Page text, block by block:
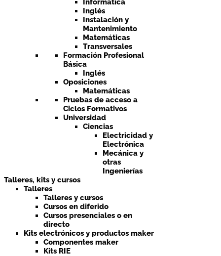
Informática
Inglés
Instalación y
Mantenimiento
Matemáticas
Transversales
Formación Profesional
Básica
Inglés
Oposiciones
Matemáticas
Pruebas de acceso a
Ciclos Formativos
Universidad
Ciencias
Electricidad y
Electrónica
Mecánica y
otras
Ingenierías
Talleres, kits y cursos
Talleres
Talleres y cursos
Cursos en diferido
Cursos presenciales o en
directo
Kits electrónicos y productos maker
Componentes maker
Kits RIE